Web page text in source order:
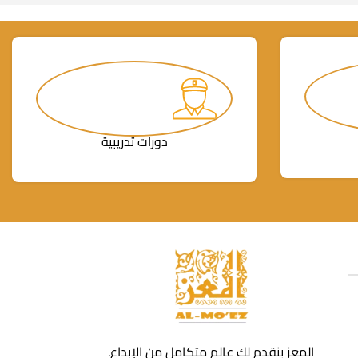
دورات تدريبية
المعز بنقدم لك عالم متكامل من الإبداع.